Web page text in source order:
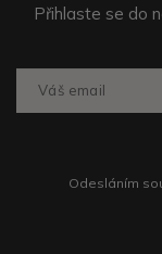
Přihlaste se do
Odesláním